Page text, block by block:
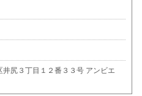
井尻３丁目１２番３３号 アンビエ